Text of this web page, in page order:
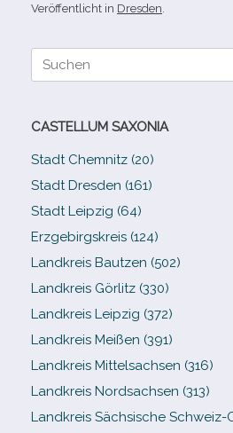
Veröffentlicht in Dresden
Suche
CASTELLUM SAXONIA
Stadt Chemnitz (20)
Stadt Dresden (161)
Stadt Leipzig (64)
Erzgebirgskreis (124)
Landkreis Bautzen (502)
Landkreis Görlitz (330)
Landkreis Leipzig (372)
Landkreis Meißen (391)
Landkreis Mittelsachsen (316)
Landkreis Nordsachsen (313)
Landkreis Sächsische Schweiz-​